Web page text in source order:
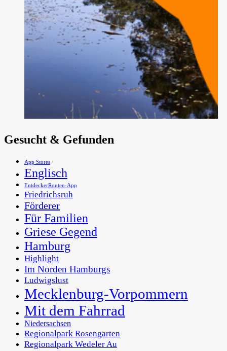
Gesucht & Gefunden
App Stores
Englisch
EntdeckerRouten-App
Friedrichsruh
Förderer
Für Familien
Griese Gegend
Hamburg
Highlight
Im Norden Hamburgs
Ludwigslust
Mecklenburg-Vorpommern
Mit dem Fahrrad
Niedersachsen
Regionalpark Rosengarten
Regionalpark Wedeler Au